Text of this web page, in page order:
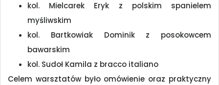
kol. Mielcarek Eryk z polskim spanielem
myśliwskim
kol. Bartkowiak Dominik z posokowcem
bawarskim
kol. Sudoł Kamila z bracco italiano
Celem warsztatów było omówienie oraz praktyczny